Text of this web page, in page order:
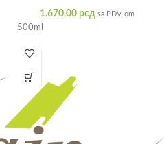
1.670,00 рсд sa PDV-om
500ml